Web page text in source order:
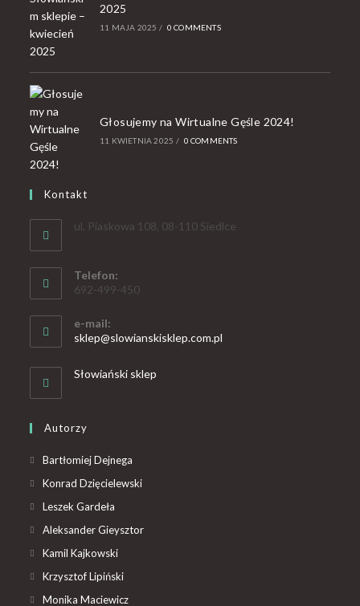
2025
11 MAJA 2025 / 0 COMMENTS
Głosujemy na Wirtualne Gęśle 2024!
11 KWIETNIA 2025 / 0 COMMENTS
Kontakt
ul. Piaskowa 108, 08-110 Siedlce
Telefon:
692-499-450
e-mail:
sklep@slowianskisklep.com.pl
Słowiański sklep
Autorzy
Bartłomiej Dejnega
Konrad Dzięcielewski
Leszek Gardeła
Aleksander Gieysztor
Kamil Kajkowski
Krzysztof Lipiński
Monika Maciewicz